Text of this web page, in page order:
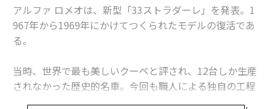
アルファ ロメオは、新型「33ストラダーレ」を発表。1
967年から1969年にかけてつくられたモデルの復活であ
る。
当時、世界で最も美しいクーペと評され、12台しか生産
されなかった歴史的名車。今回も職人による独自の工程
を経て、わずか33台しか生産されない。